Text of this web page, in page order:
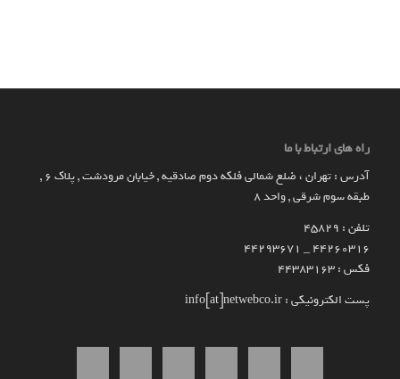
راه های ارتباط با ما
آدرس : تهران ، ضلع شمالی فلکه دوم صادقیه , خیابان مرودشت , پلاک ۶ ,
طبقه سوم شرقی , واحد ۸
تلفن : 45829
۴۴۲۶۰۳۱۶ _ 44293671
فکس : 44383163
پست الکترونیکی : info[at]netwebco.ir